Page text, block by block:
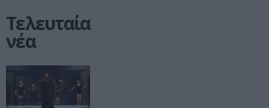
Τελευταία
νέα